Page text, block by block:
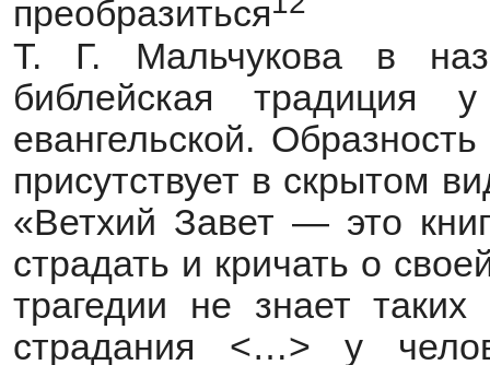
преобразиться
Т. Г. Мальчукова в
библейская традиция
евангельской.
присутствует в скрытом
«Ветхий Завет — это
страдать и кричать о
трагедии не знает
страдания <…> у